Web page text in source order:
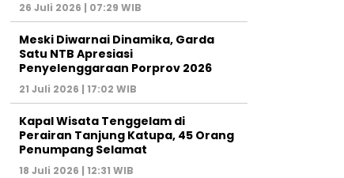
26 Juli 2026 | 07:29 WIB
Meski Diwarnai Dinamika, Garda
Satu NTB Apresiasi
Penyelenggaraan Porprov 2026 ‎
21 Juli 2026 | 17:02 WIB
Kapal Wisata Tenggelam di
Perairan Tanjung Katupa, 45 Orang
Penumpang Selamat
18 Juli 2026 | 12:31 WIB